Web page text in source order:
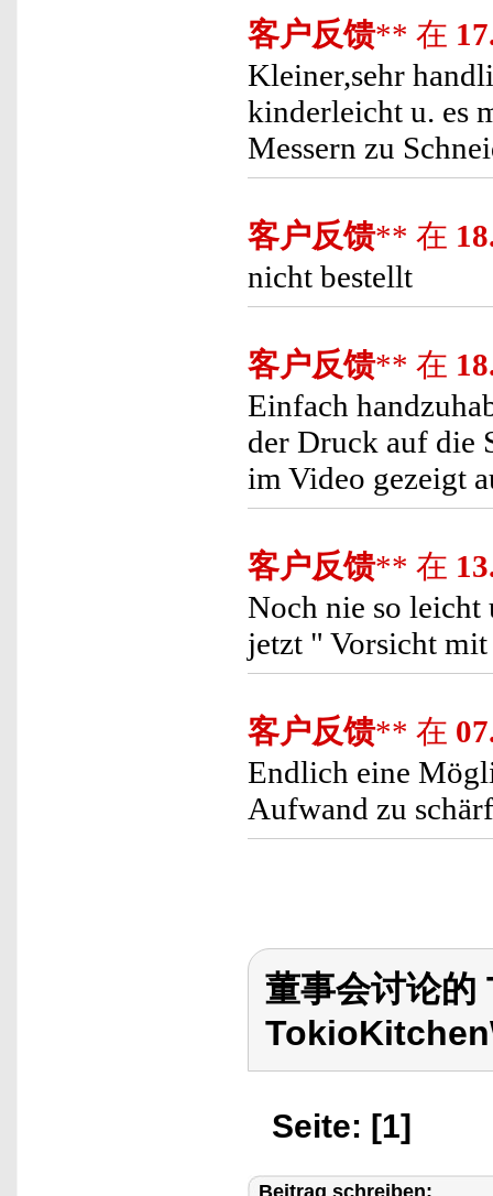
客户反馈** 在
Kleiner,sehr
kinderleicht u. es
Messern zu
客户反馈** 在
nicht bestellt
客户反馈** 在
Einfach
der Druck auf die
im Video gezeigt
客户反馈** 在
Noch nie so leicht
jetzt " Vorsicht
客户反馈** 在
Endlich eine
Aufwand zu
董事会讨论
Seite: [1]
Beitrag schreiben: